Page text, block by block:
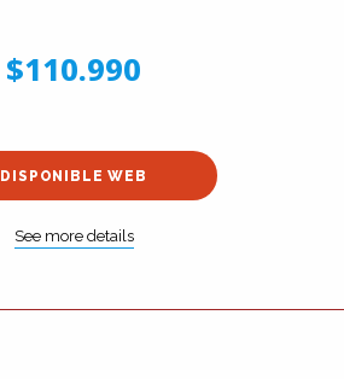
$110.990
DISPONIBLE WEB
See more details